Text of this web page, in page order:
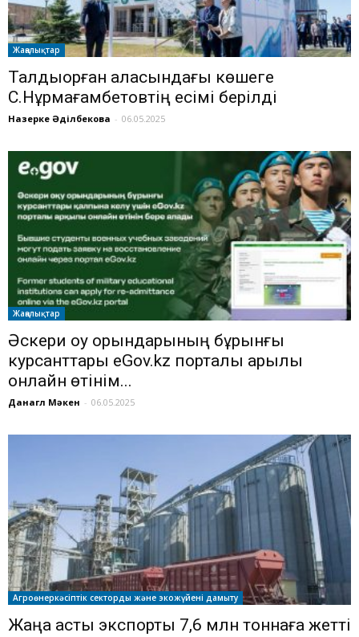
Жаңалықтар
Талдықорған қаласындағы көшеге
С.Нұрмағамбетовтің есімі берілді
Назерке Әділбекова - 06.05.2025
Жаңалықтар
Әскери оқу орындарының бұрынғы
курсанттары eGov.kz порталы арқылы
онлайн өтінім...
Данагүл Мәкен - 06.05.2025
Агроөнеркәсіптік секторды және экожүйені дамыту
Жаңа астық экспорты 7,6 млн тоннаға жетті